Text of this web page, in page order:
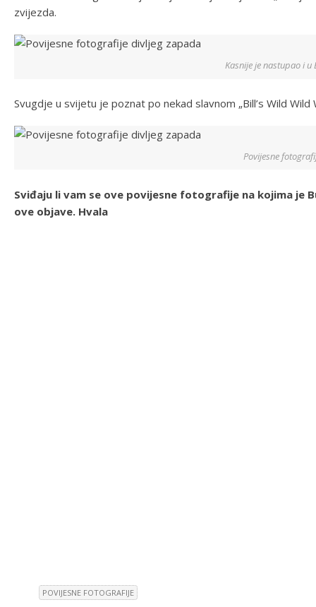
zvijezda.
Kasnije je nastupao i u
Svugdje u svijetu je poznat po nekad slavnom „Bill’s Wild Wild
Povijesne
Sviđaju li vam se ove povijesne fotografije na kojima je
ove objave. Hvala
POVIJESNE FOTOGRAFIJE